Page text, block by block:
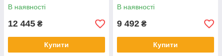
В наявності
12 445 ₴
Купити
В наявності
9 492 ₴
Купити